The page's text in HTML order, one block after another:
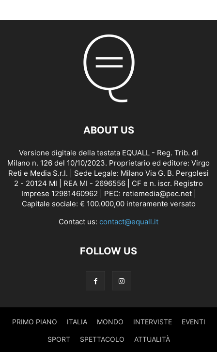
ABOUT US
Versione digitale della testata EQUALL - Reg. Trib. di
Milano n. 126 del 10/10/2023. Proprietario ed editore: Virgo
Reti e Media S.r.l. | Sede Legale: Milano Via G. B. Pergolesi
2 - 20124 MI | REA MI - 2696556 | CF e n. iscr. Registro
Imprese 12981460962 | PEC: retiemedia@pec.net |
Capitale sociale: € 100.000,00 interamente versato
Contact us: contact@equall.it
FOLLOW US
PRIMO PIANO ITALIA MONDO INTERVISTE EVENTI
SPORT SPETTACOLO ATTUALITÀ